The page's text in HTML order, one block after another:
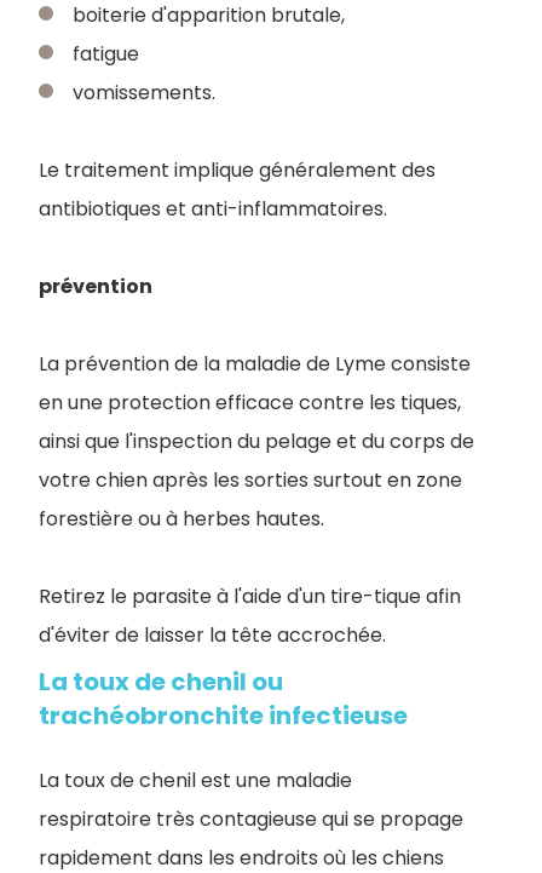
boiterie d'apparition brutale,
fatigue
vomissements.
Le traitement implique généralement des
antibiotiques et anti-inflammatoires.
prévention
La prévention de la maladie de Lyme consiste
en une protection efficace contre les tiques,
ainsi que l'inspection du pelage et du corps de
votre chien après les sorties surtout en zone
forestière ou à herbes hautes.
Retirez le parasite à l'aide d'un tire-tique afin
d'éviter de laisser la tête accrochée.
La toux de chenil ou
trachéobronchite infectieuse
La toux de chenil est une maladie
respiratoire très contagieuse qui se propage
rapidement dans les endroits où les chiens